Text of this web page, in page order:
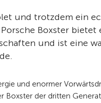
und trotzdem ein
Boxster bietet
und ist eine
und enormer
Boxster der dritten